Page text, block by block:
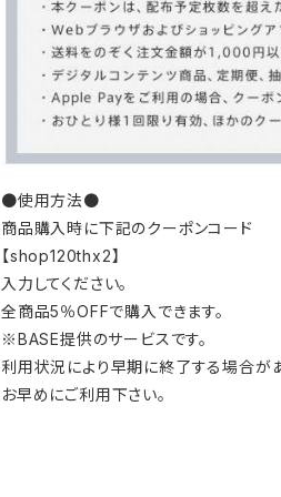
●使用方法●
商品購入時に下記のクーポンコード
【shop120thx2】
入力してください。
全商品5％OFFで購入できます。
※BASE提供のサービスです。
利用状況により早期に終了する場合が
お早めにご利用下さい。